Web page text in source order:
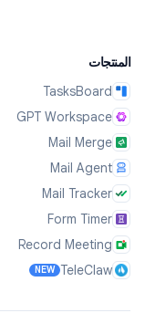
المنتجات
TasksBoard
GPT Workspace
Mail Merge
Mail Agent
Mail Tracker
Form Timer
Record Meeting
TeleClaw
NEW